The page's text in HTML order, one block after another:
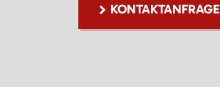
KONTAKTANFRAGE